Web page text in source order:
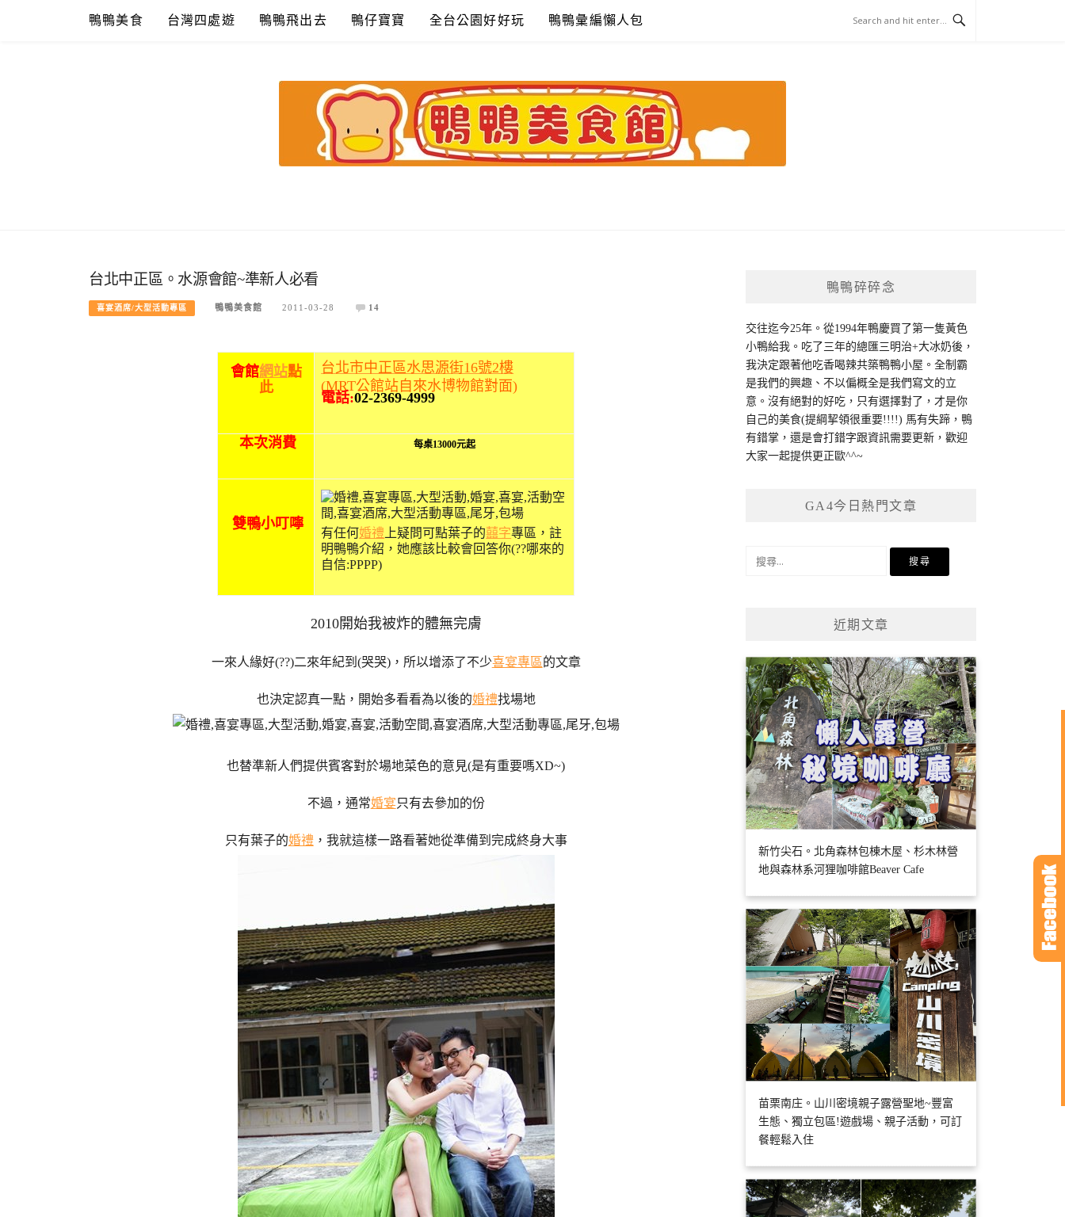
鴨鴨美食 台灣四處遊 鴨鴨飛出去 鴨仔寶寶 全台公園好好玩 鴨鴨彙編懶人包
台北中正區。水源會館~準新人必看
喜宴酒席/大型活動專區 鴨鴨美食館 2011-03-28 14
會館網站點
此
台北市中正區水思源街16號2樓
(MRT公館站自來水博物館對面)
電話:02-2369-4999
本次消費 每桌13000元起
雙鴨小叮嚀
有任何婚禮 上疑問可點葉子的囍字專區，註
明鴨鴨介紹，她應該比較會回答你(??哪來的
自信:PPPP)
2010開始我被炸的體無完膚
一來人緣好(??)二來年紀到(哭哭)，所以增添了不少喜宴專區的文章
也決定認真一點，開始多看看為以後的婚禮找場地
也替準新人們提供賓客對於場地菜色的意見(是有重要嗎XD~)
不過，通常婚宴只有去參加的份
只有葉子的婚禮，我就這樣一路看著她從準備到完成終身大事
鴨鴨碎碎念
交往迄今25年。從1994年鴨慶買了第一隻黃色
小鴨給我。吃了三年的總匯三明治+大冰奶後，
我決定跟著他吃香喝辣共築鴨鴨小屋。全制霸
是我們的興趣、不以偏概全是我們寫文的立
意。沒有絕對的好吃，只有選擇對了，才是你
自己的美食(提綱挈領很重要!!!!) 馬有失蹄，鴨
有錯掌，還是會打錯字跟資訊需要更新，歡迎
大家一起提供更正歐^^~
GA4今日熱門文章
近期文章
新竹尖石。北角森林包棟木屋、杉木林營
地與森林系河狸咖啡館Beaver Cafe
苗栗南庄。山川密境親子露營聖地~豐富
生態、獨立包區!遊戲場、親子活動，可訂
餐輕鬆入住